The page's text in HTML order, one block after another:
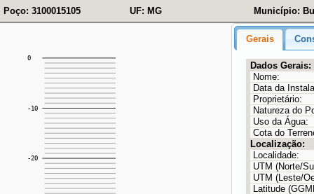
Poço: 3100015105 UF: MG Município:
Gerais
Dados Gerais:
Nome:
Data da
Proprietário:
Natureza do
Uso da Água:
Cota do
Localização:
Localidade:
UTM (Norte/
UTM (Leste/
Latitude